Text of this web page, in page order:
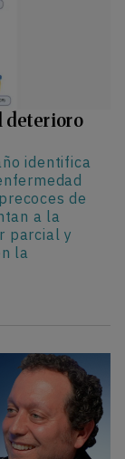
deterioro
identifica
de
a la
parcial y
la